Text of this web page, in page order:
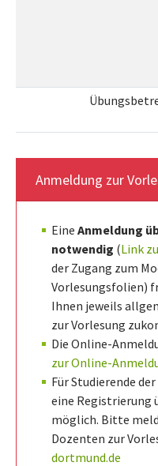
Anmeldung zur
Eine Anmeldung
notwendig (Link
der Zugang zum
Vorlesungsfolien)
Ihnen jeweils
zur Vorlesung
Die Online-
zur Online-
Für Studierende
eine Registrierung
möglich. Bitte
Dozenten zur
dortmund.de